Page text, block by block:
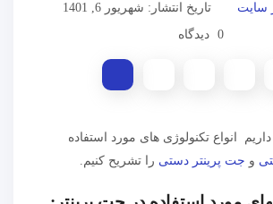
سایت
تاریخ انتشار: شهریور 6, 1401
0 دیدگاه
انواع تکنولوژی های مورد استفاده
و جت پرینتر دستی را تشریح کنیم.